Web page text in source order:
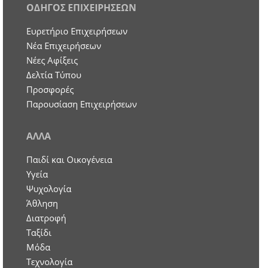
ΟΔΗΓΟΣ ΕΠΙΧΕΙΡΗΣΕΩΝ
Ευρετήριο Επιχειρήσεων
Nέα Επιχειρήσεων
Νέες Αφίξεις
Δελτία Τύπου
Προσφορές
Παρουσίαση Επιχειρήσεων
ΑΛΛΑ
Παιδί και Οικογένεια
Υγεία
Ψυχολογία
Άθληση
Διατροφή
Ταξίδι
Μόδα
Τεχνολογία